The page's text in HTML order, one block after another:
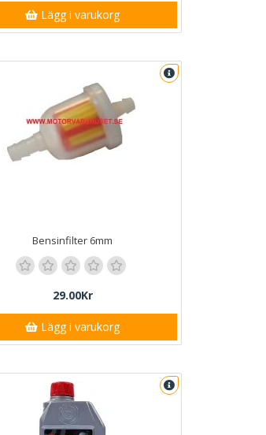
Lägg i varukorg
Bensinfilter 6mm
29.00Kr
Lägg i varukorg